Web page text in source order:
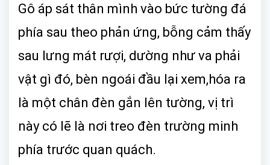
Gô áp sát thân mình vào bức tường đá
phía sau theo phản ứng, bỗng cảm thấy
sau lưng mát rượi, dường như va phải
vật gì đó, bèn ngoái đầu lại xem,hóa ra
là một chân đèn gắn lên tường, vị trì
này có lẽ là nơi treo đèn trường minh
phía trước quan quách.